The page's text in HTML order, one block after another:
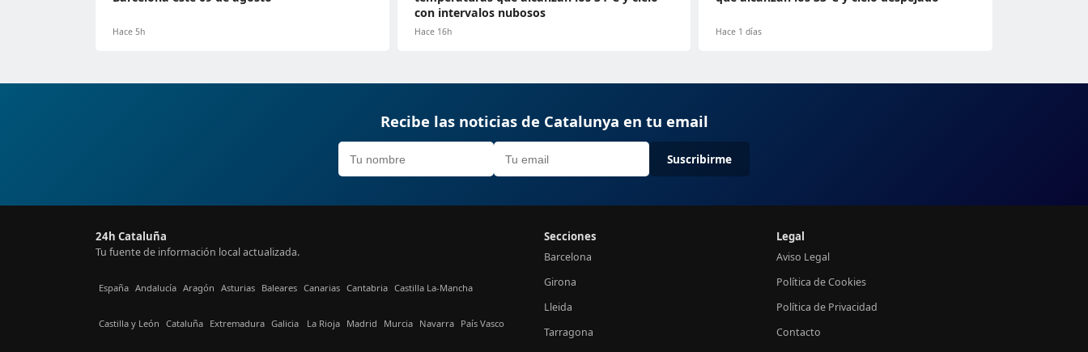
Hace 5h
con intervalos nubosos
Hace 16h Hace 1 días
Recibe las noticias de Catalunya en tu email
Suscribirme
24h Cataluña
Tu fuente de información local actualizada.
España Andalucía Aragón Asturias Baleares Canarias Cantabria Castilla La-Mancha
Castilla y León Cataluña Extremadura Galicia La Rioja Madrid Murcia Navarra País Vasco
Secciones
Barcelona
Girona
Lleida
Tarragona
Legal
Aviso Legal
Política de Cookies
Política de Privacidad
Contacto